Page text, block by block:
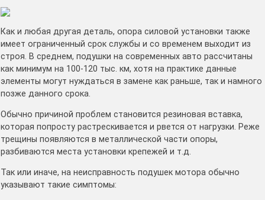
Как и любая другая деталь, опора силовой установки также
имеет ограниченный срок службы и со временем выходит из
строя. В среднем, подушки на современных авто рассчитаны
как минимум на 100-120 тыс. км, хотя на практике данные
элементы могут нуждаться в замене как раньше, так и намного
позже данного срока.
Обычно причиной проблем становится резиновая вставка,
которая попросту растрескивается и рвется от нагрузки. Реже
трещины появляются в металлической части опоры,
разбиваются места установки крепежей и т.д.
Так или иначе, на неисправность подушек мотора обычно
указывают такие симптомы: